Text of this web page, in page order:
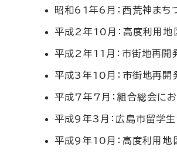
昭和61年6月：西荒神まち
平成2年10月：高度利用地
平成2年11月：市街地再開
平成3年10月：市街地再開
平成7年7月：組合総会に
平成9年3月：広島市留学
平成9年10月：高度利用地